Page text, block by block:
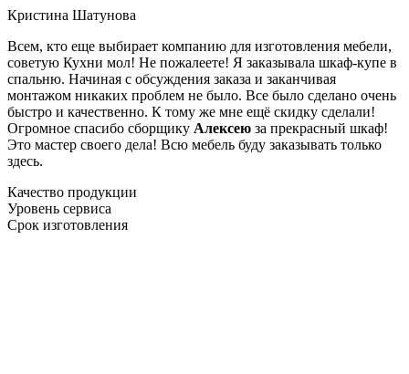
Кристина Шатунова
Всем, кто еще выбирает компанию для изготовления мебели,
советую Кухни мол! Не пожалеете! Я заказывала шкаф-купе в
спальню. Начиная с обсуждения заказа и заканчивая
монтажом никаких проблем не было. Все было сделано очень
быстро и качественно. К тому же мне ещё скидку сделали!
Огромное спасибо сборщику Алексею за прекрасный шкаф!
Это мастер своего дела! Всю мебель буду заказывать только
здесь.
Качество продукции
Уровень сервиса
Срок изготовления